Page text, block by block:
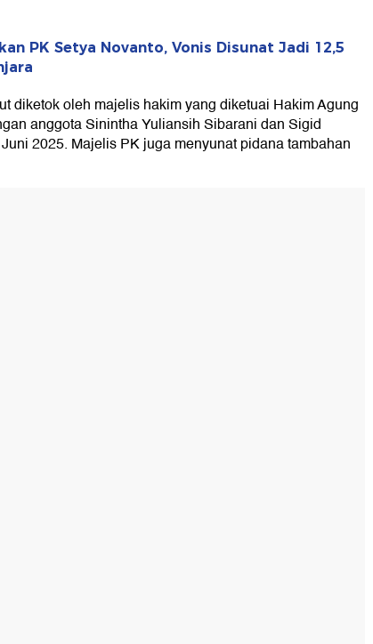
PK Setya Novanto, Vonis Disunat Jadi 12,5
diketok oleh majelis hakim yang diketuai Hakim Agung
anggota Sinintha Yuliansih Sibarani dan Sigid
2025. Majelis PK juga menyunat pidana tambahan